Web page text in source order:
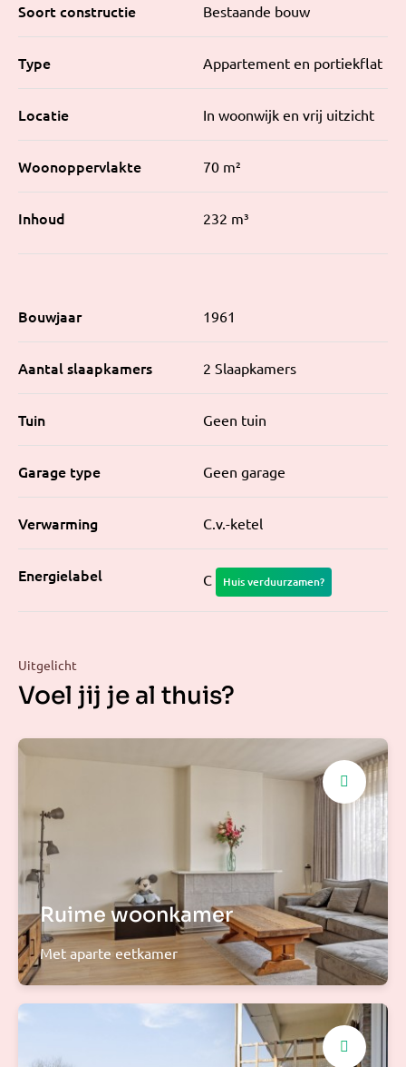
Soort constructie Bestaande bouw
Type Appartement en portiekflat
Locatie In woonwijk en vrij uitzicht
Woonoppervlakte 70 m²
Inhoud 232 m³
Bouwjaar 1961
Aantal slaapkamers 2 Slaapkamers
Tuin Geen tuin
Garage type Geen garage
Verwarming C.v.-ketel
Energielabel C Huis verduurzamen?
Uitgelicht
Voel jij je al thuis?
Ruime woonkamer
Met aparte eetkamer